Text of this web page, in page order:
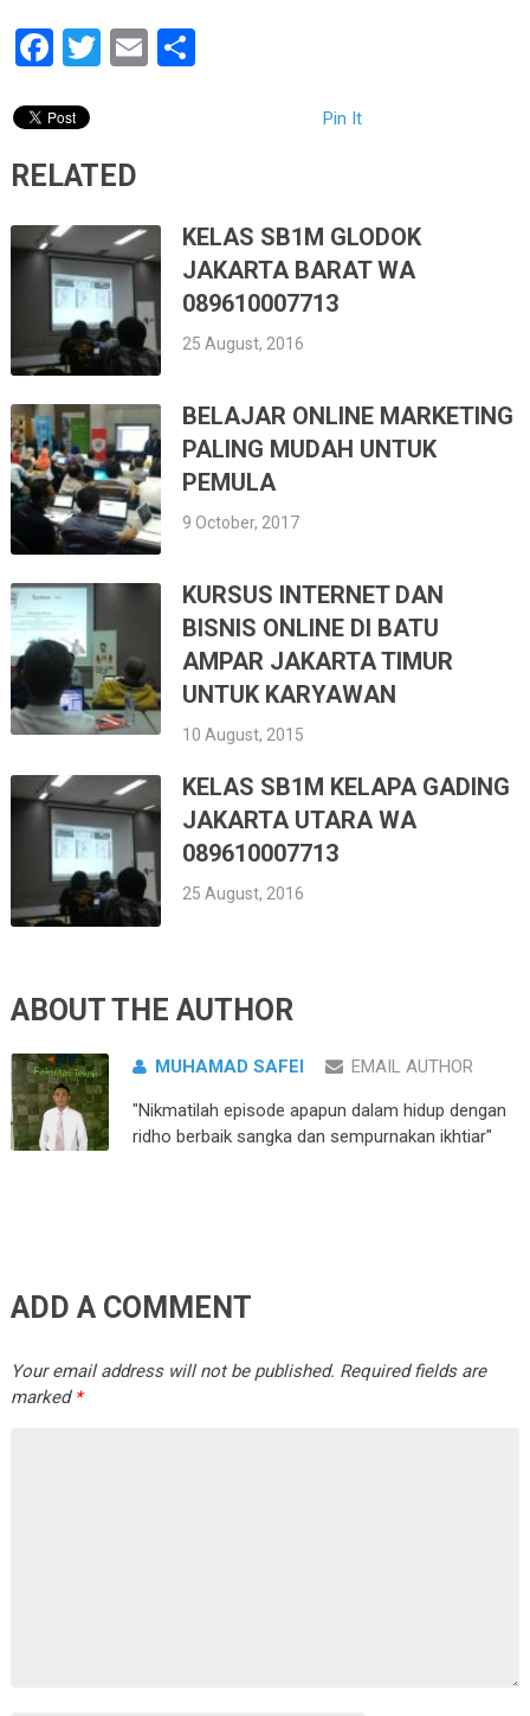
Facebook
Twitter
EmailShare
Pin It
RELATED
KELAS SB1M GLODOK
JAKARTA BARAT WA
089610007713
25 August, 2016
BELAJAR ONLINE MARKETING
PALING MUDAH UNTUK
PEMULA
9 October, 2017
KURSUS INTERNET DAN
BISNIS ONLINE DI BATU
AMPAR JAKARTA TIMUR
UNTUK KARYAWAN
10 August, 2015
KELAS SB1M KELAPA GADING
JAKARTA UTARA WA
089610007713
25 August, 2016
ABOUT THE AUTHOR
MUHAMAD SAFEI EMAIL AUTHOR
"Nikmatilah episode apapun dalam hidup dengan
ridho berbaik sangka dan sempurnakan ikhtiar"
ADD A COMMENT
Your email address will not be published. Required fields are
marked *